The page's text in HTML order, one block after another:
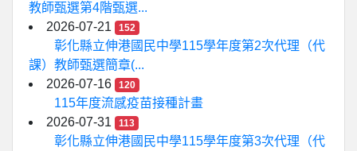
教師甄選第4階甄選...
2026-07-21
152
彰化縣立伸港國民中學115學年度第2次代理（代
課）教師甄選簡章(...
2026-07-16
120
115年度流感疫苗接種計畫
2026-07-31
113
彰化縣立伸港國民中學115學年度第3次代理（代